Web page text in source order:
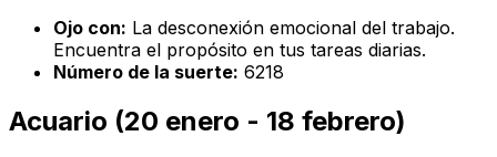
Ojo con: La desconexión emocional del trabajo.
Encuentra el propósito en tus tareas diarias.
Número de la suerte: 6218
Acuario (20 enero - 18 febrero)